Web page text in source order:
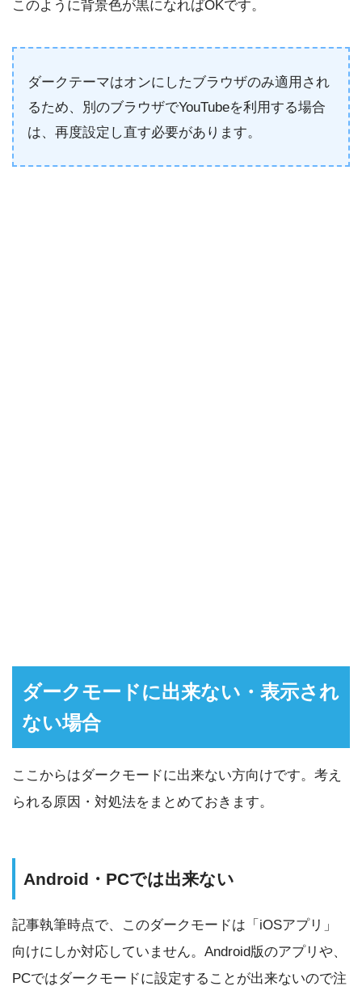
このように背景色が黒になればOKです。
ダークテーマはオンにしたブラウザのみ適用され
るため、別のブラウザでYouTubeを利用する場合
は、再度設定し直す必要があります。
ダークモードに出来ない・表示され
ない場合
ここからはダークモードに出来ない方向けです。考え
られる原因・対処法をまとめておきます。
Android・PCでは出来ない
記事執筆時点で、このダークモードは「iOSアプリ」
向けにしか対応していません。Android版のアプリや、
PCではダークモードに設定することが出来ないので注